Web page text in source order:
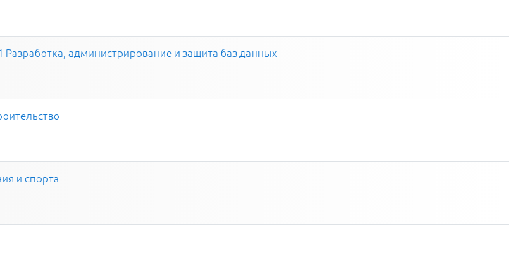
администрирование и защита баз данных
и спорта